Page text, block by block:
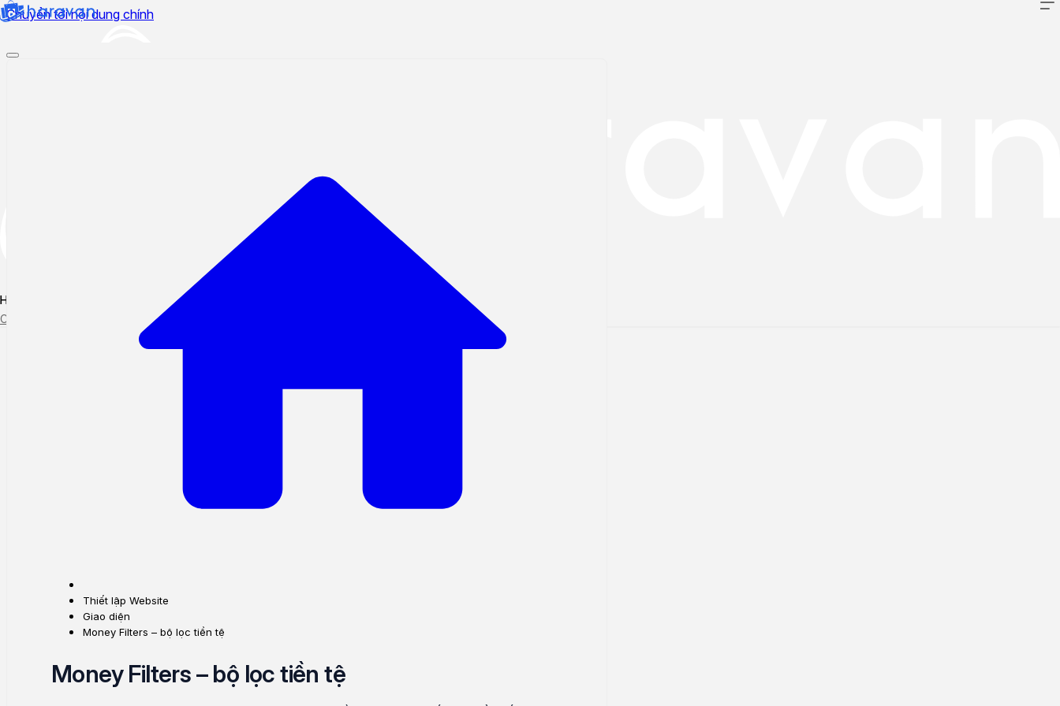
Chuyển tới nội dung chính
Hướng dẫn sử dụng
Cập nhật tính năng mới
Tạo ticket
Thiết lập Website
Giao diện
Money Filters – bộ lọc tiền tệ
Money Filters – bộ lọc tiền tệ